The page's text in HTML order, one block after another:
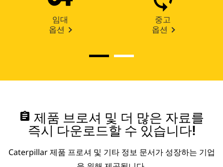
임대
옵션
중고
옵션
assignment 제품 브로셔 및 더 많은 자료를
즉시 다운로드할 수 있습니다!
Caterpillar 제품 프로셔 및 기타 정보 문서가 성장하는 기업